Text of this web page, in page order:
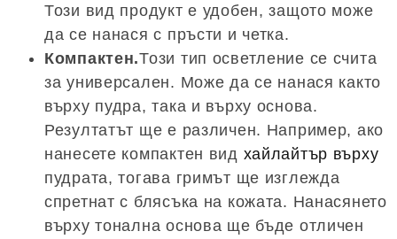
Този вид продукт е удобен, защото може
да се нанася с пръсти и четка.
Компактен.Този тип осветление се счита
за универсален. Може да се нанася както
върху пудра, така и върху основа.
Резултатът ще е различен. Например, ако
нанесете компактен вид хайлайтър върху
пудрата, тогава гримът ще изглежда
спретнат с блясъка на кожата. Нанасянето
върху тонална основа ще бъде отличен